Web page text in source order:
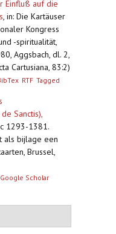
Einfluß auf die
, in: Die Kartäuser
Kongress
-spiritualität,
Aggsbach, dl. 2,
Cartusiana, 83:2)
RTF Tagged
Sanctis),
1293-1381.
als bijlage een
Brussel,
Google Scholar